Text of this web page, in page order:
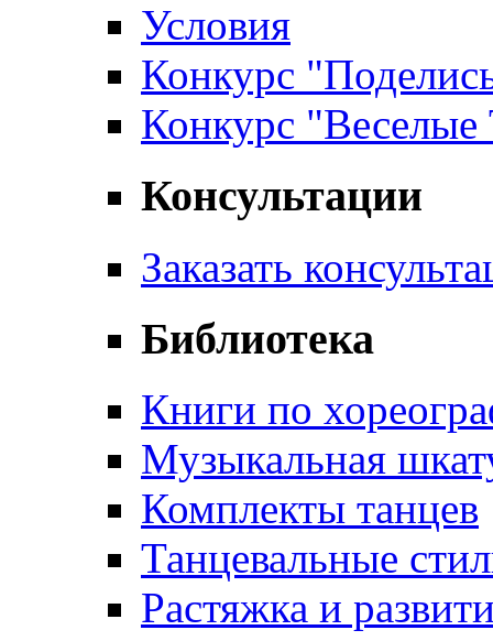
Условия
Конкурс
Конкурс "Веселые
Консультации
Заказать
Библиотека
Книги по
Музыкальная
Комплекты танцев
Танцевальные
Растяжка и